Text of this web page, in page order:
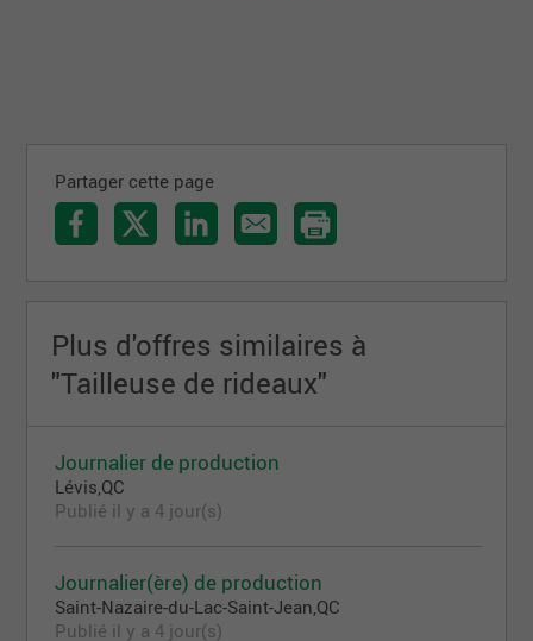
Partager cette page
Plus d'offres similaires à
"Tailleuse de rideaux"
Journalier de production
Lévis,QC
Publié il y a 4 jour(s)
Journalier(ère) de production
Saint-Nazaire-du-Lac-Saint-Jean,QC
Publié il y a 4 jour(s)